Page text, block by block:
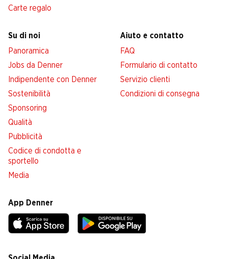
Carte regalo
Su di noi
Panoramica
Jobs da Denner
Indipendente con Denner
Sostenibilità
Sponsoring
Qualità
Pubblicità
Codice di condotta e
sportello
Media
Aiuto e contatto
FAQ
Formulario di contatto
Servizio clienti
Condizioni di consegna
App Denner